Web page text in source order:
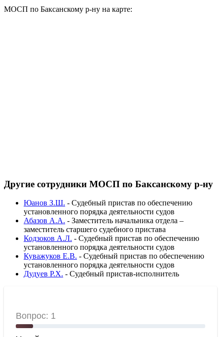
МОСП по Баксанскому р-ну на карте:
Другие сотрудники МОСП по Баксанскому р-ну
Юанов З.Ш. - Судебный пристав по обеспечению
установленного порядка деятельности судов
Абазов А.А. - Заместитель начальника отдела –
заместитель старшего судебного пристава
Кодзоков А.Л. - Судебный пристав по обеспечению
установленного порядка деятельности судов
Куважуков Е.В. - Судебный пристав по обеспечению
установленного порядка деятельности судов
Дудуев Р.Х. - Судебный пристав-исполнитель